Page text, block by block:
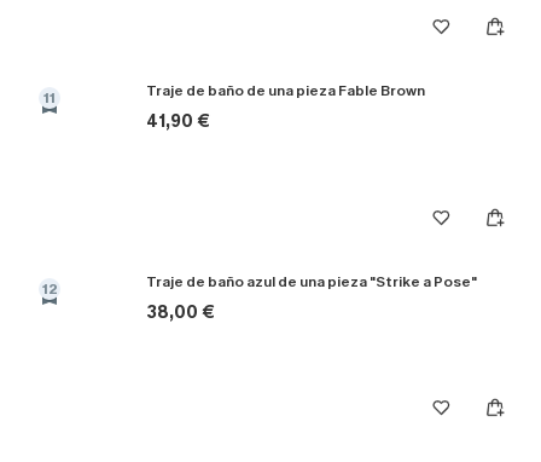
11 Traje de baño de una pieza Fable Brown
41,90 €
12 Traje de baño azul de una pieza "Strike a Pose"
38,00 €